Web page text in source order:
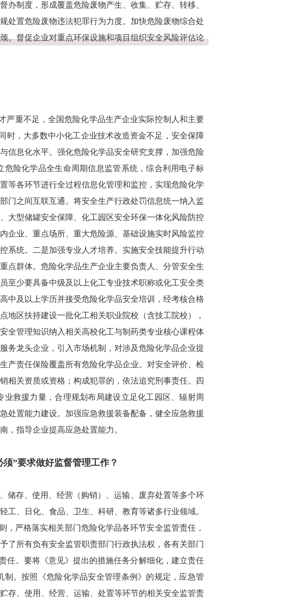
制度，形成覆盖危险废物产生、收集、贮存、转移、
处置危险废物违法犯罪行为力度。加快危险废物综合处
。督促企业对重点环保设施和项目组织安全风险评估论
严重不足，全国危险化学品生产企业实际控制人和主要
时，大多数中小化工企业技术改造资金不足，安全保障
信息化水平。强化危险化学品安全研究支撑，加强危险
险化学品全生命周期信息监管系统，综合利用电子标
等各环节进行全过程信息化管理和监控，实现危险化学
门之间互联互通。将安全生产行政处罚信息统一纳入监
大型储罐安全保障、化工园区安全环保一体化风险防控
企业、重点场所、重大危险源、基础设施实时风险监控
系统。二是加强专业人才培养。实施安全技能提升行动
点群体。危险化学品生产企业主要负责人、分管安全生
至少要具备中级及以上化工专业技术职称或化工安全类
中及以上学历并接受危险化学品安全培训，经考核合格
地区扶持建设一批化工相关职业院校（含技工院校），
全管理知识纳入相关高校化工与制药类专业核心课程体
务龙头企业，引入市场机制，对涉及危险化学品企业提
产责任保险覆盖所有危险化学品企业。对安全评价、检
相关资质或资格；构成犯罪的，依法追究刑事责任。四
救援力量，合理规划布局建设立足化工园区、辐射周
处置能力建设。加强应急救援装备配备，健全应急救援
，指导企业提高应急处置能力。
”要求做好监督管理工作？
储存、使用、经营（购销）、运输、废弃处置等多个环
、日化、食品、卫生、科研、教育等诸多行业领域。
严格落实相关部门危险化学品各环节安全监管责任，
了所有负有安全监管职责部门行政执法权，各有关部门
任。要将《意见》提出的措施任务分解细化，建立责任
。按照《危险化学品安全管理条例》的规定，应急管
存、使用、经营、运输、处置等环节的相关安全监管责